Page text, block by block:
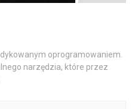
oprogramowaniem.
narzędzia, które przez